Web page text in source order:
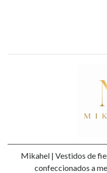
Mikahel | Vestidos de
confeccionados a